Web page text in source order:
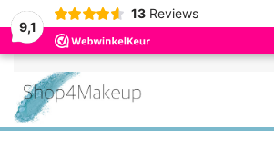
9,1
13 Reviews
Terug naar hoofdinhoud